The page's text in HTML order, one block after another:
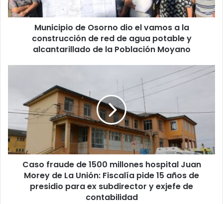
la
construcción
alcantarillado
la
Población
Moyano
Municipio de Osorno dio el vamos a la
construcción de red de agua potable y
alcantarillado de la Población Moyano
millones
hospital
Juan
Morey
de
Unión:
Caso fraude de 1500 millones hospital Juan
Morey de La Unión: Fiscalía pide 15 años de
presidio para ex subdirector y exjefe de
contabilidad